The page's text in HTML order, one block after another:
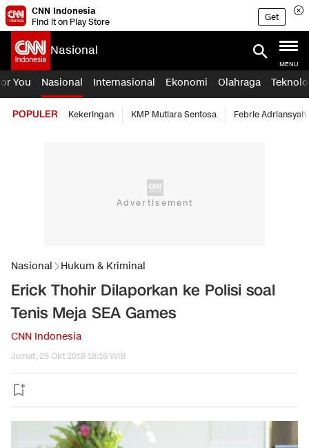
CNN Indonesia
Find it on Play Store
Get
Nasional
MENU
You Nasional Internasional Ekonomi Olahraga
POPULER Kekeringan KMP Mutiara Sentosa Febrie Adriansyah
Nasional Hukum & Kriminal
Erick Thohir Dilaporkan ke Polisi soal
Tenis Meja SEA Games
CNN Indonesia
Jumat, 25 Okt 2019 18:16 WIB